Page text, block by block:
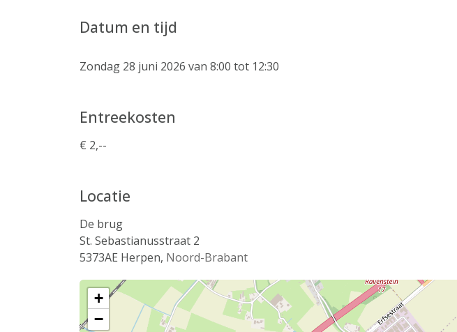
Datum en tijd
Zondag 28 juni 2026 van 8:00 tot 12:30
Entreekosten
€ 2,--
Locatie
De brug
St. Sebastianusstraat 2
5373AE Herpen, Noord-Brabant
+
−